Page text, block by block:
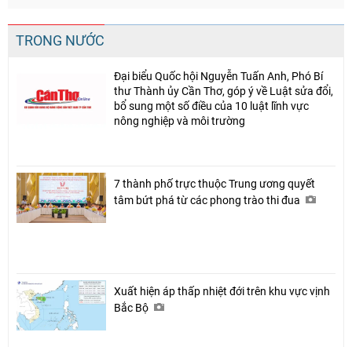
TRONG NƯỚC
Đại biểu Quốc hội Nguyễn Tuấn Anh, Phó Bí
thư Thành ủy Cần Thơ, góp ý về Luật sửa đổi,
bổ sung một số điều của 10 luật lĩnh vực
nông nghiệp và môi trường
7 thành phố trực thuộc Trung ương quyết
tâm bứt phá từ các phong trào thi đua
Xuất hiện áp thấp nhiệt đới trên khu vực vịnh
Bắc Bộ